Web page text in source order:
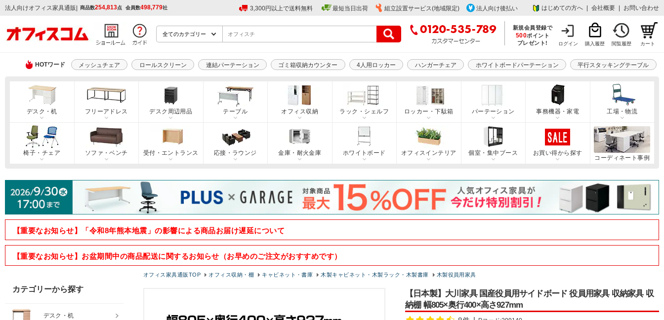
法人向けオフィス家具通販 | 商品数254,813点 会員数498,779社 3,300円以上で送料無料 最短当日出荷 組立設置サービス(地域限定) 法人向け後払い はじめての方へ 会社概要 お問い合わせ
新規会員登録で
500ポイント
プレゼント!
ログイン 購入履歴 閲覧履歴 カート
HOTワード メッシュチェア ロールスクリーン 連結パーテーション ゴミ箱収納カウンター 4人用ロッカー ハンガーチェア ホワイトボードパーテーション 平行スタッキングテーブル
デスク・机 フリーアドレス デスク周辺用品 テーブル オフィス収納 ラック・シェルフ ロッカー・下駄箱 パーテーション 事務機器・家電 工場・物流
椅子・チェア ソファ・ベンチ 受付・エントランス 応接・ラウンジ 金庫・耐火金庫 ホワイトボード オフィスインテリア 個室・集中ブース
お買い得から探す
コーディネート事例
【重要なお知らせ】「令和8年熊本地震」の影響による商品お届け遅延について
【重要なお知らせ】お盆期間中の商品配送に関するお知らせ（お早めのご注文がおすすめです）
オフィス家具通販TOP オフィス収納・棚 キャビネット・書庫 木製キャビネット・木製ラック・木製書庫 木製役員用家具
【日本製】大川家具 国産役員用サイドボード 役員用家具 収納家具 収
納棚 幅805×奥行400×高さ927mm
カテゴリーから探す
デスク・机